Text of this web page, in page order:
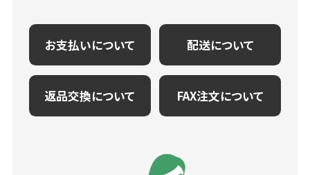
お支払いについて 配送について
返品交換について FAX注文について